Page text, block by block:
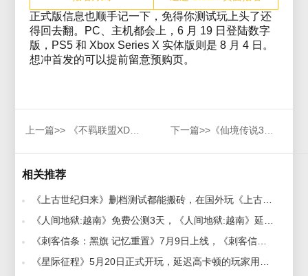
正式版信息也顺手记一下，免得你测试玩上头了还
得回去翻。PC、主机都会上，6 月 19 日登陆数字
版，PS5 和 Xbox Series X 实体版则是 8 月 4 日。
想冲首发的可以提前留意预购页。
上一篇>> 《不羁联盟XDefiant》测试怎么下载，不羁联盟游戏下载详解 下一篇>>《仙境传说3》国服8月27日测试，国外玩国服游戏推荐性价比高的
相关推荐